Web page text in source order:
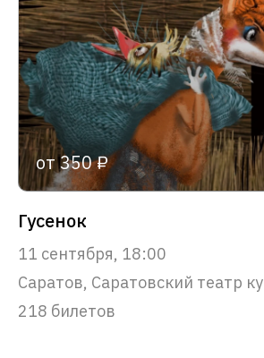
от 350 ₽
Гусенок
11 сентября, 18:00
Саратов, Саратовский театр
218 билетов